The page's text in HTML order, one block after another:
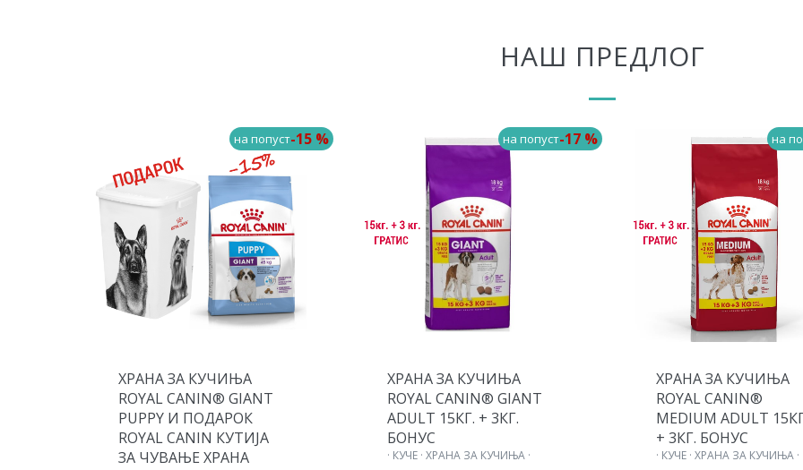
НАШ ПРЕДЛОГ
на попуст-15 %
ХРАНА ЗА КУЧИЊА
ROYAL CANIN® GIANT
PUPPY И ПОДАРОК
ROYAL CANIN КУТИЈА
ЗА ЧУВАЊЕ ХРАНА
на попуст-17 %
ХРАНА ЗА КУЧИЊА
ROYAL CANIN® GIANT
ADULT 15КГ. + 3КГ.
БОНУС
· КУЧЕ · ХРАНА ЗА КУЧИЊА ·
на
ХРАНА ЗА КУЧИЊА
ROYAL CANIN®
MEDIUM ADULT
+ 3КГ. БОНУС
· КУЧЕ · ХРАНА ЗА КУЧИЊА ·